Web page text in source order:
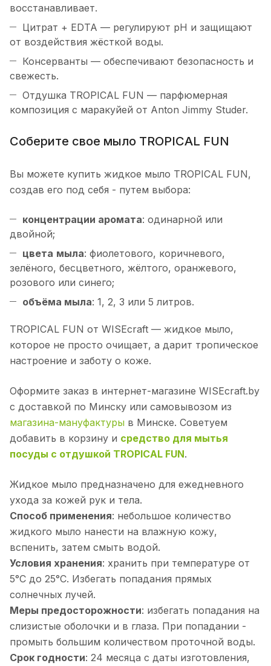
восстанавливает.
Цитрат + EDTA — регулируют pH и защищают
от воздействия жёсткой воды.
Консерванты — обеспечивают безопасность и
свежесть.
Отдушка TROPICAL FUN — парфюмерная
композиция с маракуйей от Anton Jimmy Studer.
Соберите свое мыло TROPICAL FUN
Вы можете купить жидкое мыло TROPICAL FUN,
создав его под себя - путем выбора:
концентрации аромата: одинарной или
двойной;
цвета мыла: фиолетового, коричневого,
зелёного, бесцветного, жёлтого, оранжевого,
розового или синего;
объёма мыла: 1, 2, 3 или 5 литров.
TROPICAL FUN от WISEcraft — жидкое мыло,
которое не просто очищает, а дарит тропическое
настроение и заботу о коже.
Оформите заказ в интернет-магазине WISEcraft.by
с доставкой по Минску или самовывозом из
магазина-мануфактуры в Минске. Советуем
добавить в корзину и средство для мытья
посуды с отдушкой TROPICAL FUN.
Жидкое мыло предназначено для ежедневного
ухода за кожей рук и тела.
Способ применения: небольшое количество
жидкого мыло нанести на влажную кожу,
вспенить, затем смыть водой.
Условия хранения: хранить при температуре от
5°С до 25°С. Избегать попадания прямых
солнечных лучей.
Меры предосторожности: избегать попадания на
слизистые оболочки и в глаза. При попадании -
промыть большим количеством проточной воды.
Срок годности: 24 месяца с даты изготовления,